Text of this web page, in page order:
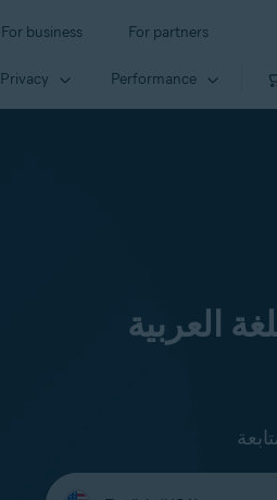
For business For partners
Privacy Performance
العربية
Select